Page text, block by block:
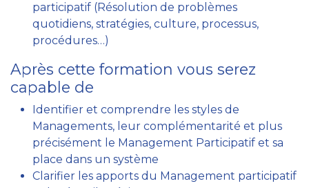
participatif (Résolution de problèmes
quotidiens, stratégies, culture, processus,
procédures…)
Après cette formation vous serez
capable de
Identifier et comprendre les styles de
Managements, leur complémentarité et plus
précisément le Management Participatif et sa
place dans un système
Clarifier les apports du Management participatif